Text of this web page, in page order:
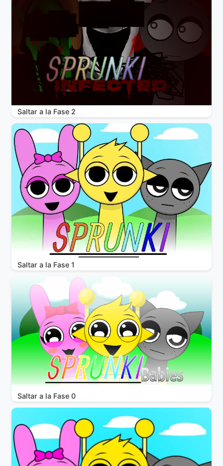
Saltar a la Fase 2
Saltar a la Fase 1
Saltar a la Fase 0